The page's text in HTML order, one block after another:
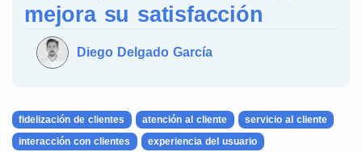
mejora su satisfacción
Diego Delgado García
fidelización de clientes atención al cliente
servicio al cliente
interacción con clientes
experiencia del usuario